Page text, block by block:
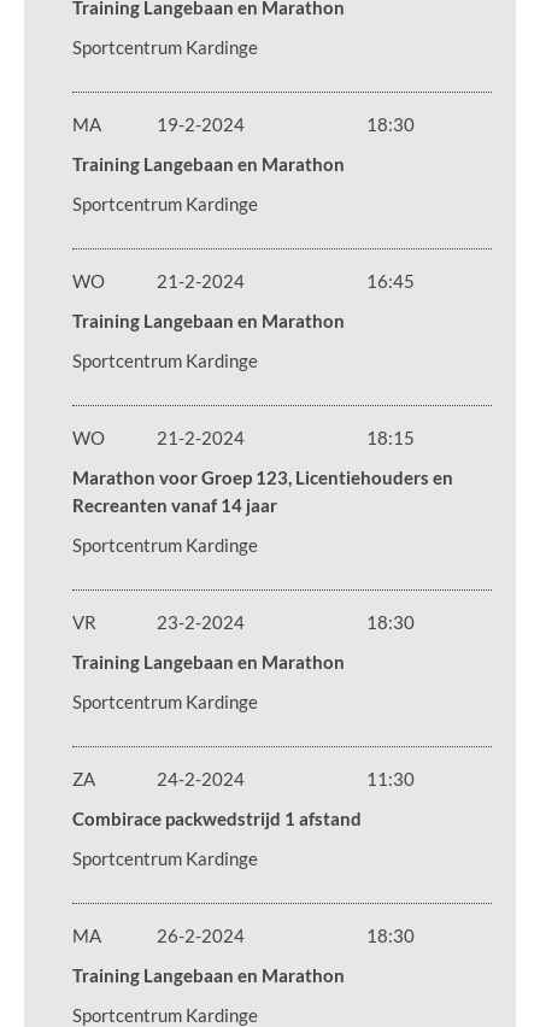
Training Langebaan en Marathon
Sportcentrum Kardinge
MA 19-2-2024
18:30
Training Langebaan en Marathon
Sportcentrum Kardinge
WO 21-2-2024
16:45
Training Langebaan en Marathon
Sportcentrum Kardinge
WO 21-2-2024
18:15
Marathon voor Groep 123, Licentiehouders en
Recreanten vanaf 14 jaar
Sportcentrum Kardinge
VR 23-2-2024
18:30
Training Langebaan en Marathon
Sportcentrum Kardinge
ZA 24-2-2024
11:30
Combirace packwedstrijd 1 afstand
Sportcentrum Kardinge
MA 26-2-2024
18:30
Training Langebaan en Marathon
Sportcentrum Kardinge